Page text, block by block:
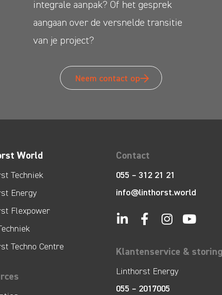
integrale aanpak? Of het gesprek
aangaan over de versnelde transitie
van je project?
Neem contact op
World
Techniek
Energy
Flexpower
Techno Centre
Contact
055 – 312 21 21
info@linthorst.world
Klantenservice &
Linthorst Energy
055 – 2017005